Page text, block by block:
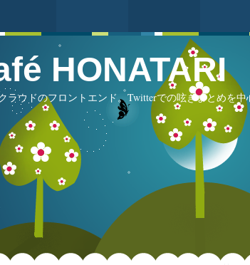
HONATARI
ラウドのフロントエンド。Twitterでの呟きまとめを中